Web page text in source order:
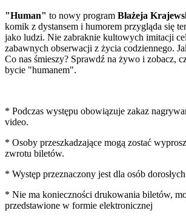
"Human" to nowy program Błażeja
komik z dystansem i humorem przygląda się
jako ludzi. Nie zabraknie kultowych imitacji
zabawnych obserwacji z życia codziennego.
Co nas śmieszy? Sprawdź na żywo i zobacz,
bycie "humanem".
* Podczas występu obowiązuje zakaz
video.
* Osoby przeszkadzające mogą zostać
zwrotu biletów.
* Występ przeznaczony jest dla osób
* Nie ma konieczności drukowania biletów,
przedstawione w formie elektronicznej